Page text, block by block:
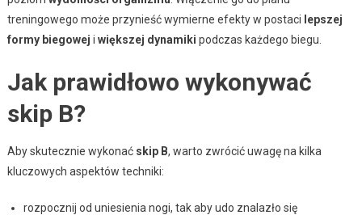
treningowego może przynieść wymierne efekty w postaci lepszej
formy biegowej i większej dynamiki podczas każdego biegu.
Jak prawidłowo wykonywać
skip B?
Aby skutecznie wykonać skip B, warto zwrócić uwagę na kilka
kluczowych aspektów techniki:
rozpocznij od uniesienia nogi, tak aby udo znalazło się